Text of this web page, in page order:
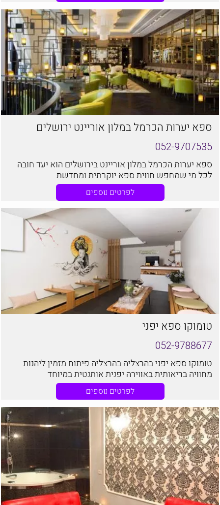
ספא יערות הכרמל במלון אוריינט ירושלים
052-9707535
ספא יערות הכרמל במלון אוריינט בירושלים הוא יעד חובה
לכל מי שמחפש חווית ספא ​​יוקרתית ומחדשת
לפרטים נוספים
טומוקו ספא יפני
052-9788677
טומוקו ספא יפני בהרצליה בהרצליה פיתוח מזמין ליהנות
מחוויה בריאותית באווירה יפנית אותנטית במיוחד
לפרטים נוספים